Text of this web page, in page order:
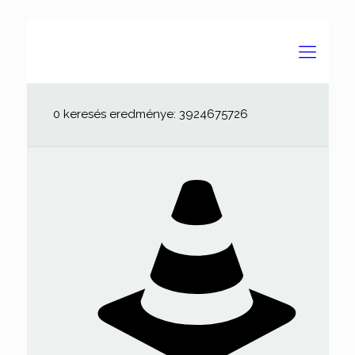
0 keresés eredménye: 3924675726